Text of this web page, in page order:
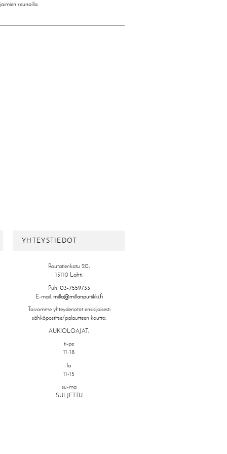
reunoilla.
YHTEYSTIEDOT
Rautatienkatu 20,
15110 Lahti.
Puh. 03-7559733
E-mail. milla@millanputiikki.fi
Toivomme yhteydenotot ensisijaisesti
sähköpostitse/palautteen kautta.
AUKIOLOAJAT:
ti-pe
11-18
la
11-15
su-ma
SULJETTU